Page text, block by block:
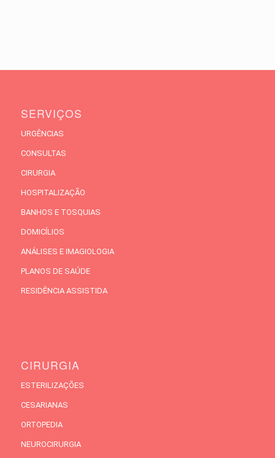
SERVIÇOS
URGÊNCIAS
CONSULTAS
CIRURGIA
HOSPITALIZAÇÃO
BANHOS E TOSQUIAS
DOMICÍLIOS
ANÁLISES E IMAGIOLOGIA
PLANOS DE SAÚDE
RESIDÊNCIA ASSISTIDA
CIRURGIA
ESTERILIZAÇÕES
CESARIANAS
ORTOPEDIA
NEUROCIRURGIA